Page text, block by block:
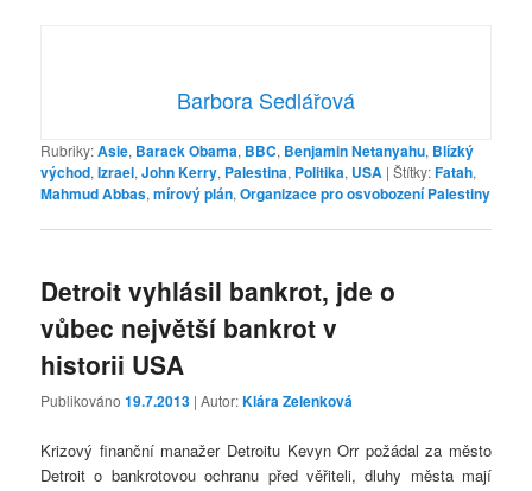
Barbora Sedlářová
Rubriky:Asie, Barack Obama, BBC, Benjamin Netanyahu, Blízký
východ,Izrael,John Kerry, Palestina, Politika, USA |Štítky:Fatah,
Mahmud Abbas,mírový plán,Organizace pro osvobození Palestiny
Detroit vyhlásil bankrot, jde o
vůbec největší bankrot v
historii USA
Publikováno19.7.2013 | Autor:Klára Zelenková
Krizový finanční manažer Detroitu Kevyn Orr požádal za město
Detroit o bankrotovou ochranu před věřiteli, dluhy města mají